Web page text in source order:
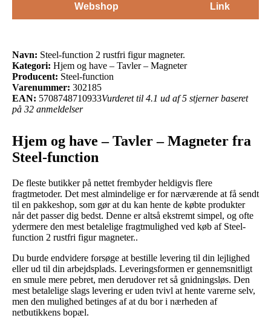
Webshop
Link
Navn: Steel-function 2 rustfri figur magneter.
Kategori: Hjem og have – Tavler – Magneter
Producent: Steel-function
Varenummer: 302185
EAN: 5708748710933Vurderet til 4.1 ud af 5 stjerner baseret
på 32 anmeldelser
Hjem og have – Tavler – Magneter fra
Steel-function
De fleste butikker på nettet frembyder heldigvis flere
fragtmetoder. Det mest almindelige er for nærværende at få sendt
til en pakkeshop, som gør at du kan hente de købte produkter
når det passer dig bedst. Denne er altså ekstremt simpel, og ofte
ydermere den mest betalelige fragtmulighed ved køb af Steel-
function 2 rustfri figur magneter..
Du burde endvidere forsøge at bestille levering til din lejlighed
eller ud til din arbejdsplads. Leveringsformen er gennemsnitligt
en smule mere pebret, men derudover ret så gnidningsløs. Den
mest betalelige slags levering er uden tvivl at hente varerne selv,
men den mulighed betinges af at du bor i nærheden af
netbutikkens bopæl.